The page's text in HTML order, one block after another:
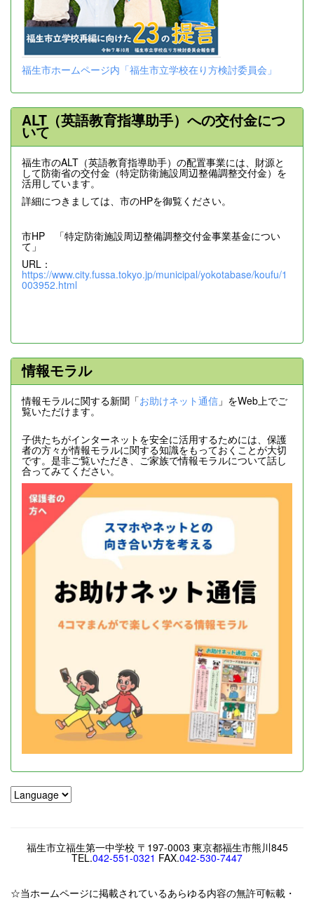
福生市ホームページ内「福生市立学校在り方検討委員会」
ALT（英語教育指導助手）への交付金につ
いて
福生市のALT（英語教育指導助手）の配置事業には、財源と
して防衛省の交付金（特定防衛施設周辺整備調整交付金）を
活用しています。
詳細につきましては、市のHPを御覧ください。
市HP 「特定防衛施設周辺整備調整交付金事業基金につい
て」
URL：
https://www.city.fussa.tokyo.jp/municipal/yokotabase/koufu/1
003952.html
情報モラル
情報モラルに関する新聞「お助けネット通信 」をWeb上でご
覧いただけます。
子供たちがインターネットを安全に活用するためには、保護
者の方々が情報モラルに関する知識をもっておくことが大切
です。是非ご覧いただき、ご家族で情報モラルについて話し
合ってみてください。
福生市立福生第一中学校 〒197-0003 東京都福生市熊川845
TEL.042-551-0321 FAX.042-530-7447
☆当ホームページに掲載されているあらゆる内容の無許可転載・